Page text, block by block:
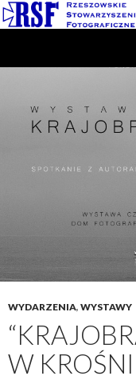
WYDARZENIA, WYSTAWY
W